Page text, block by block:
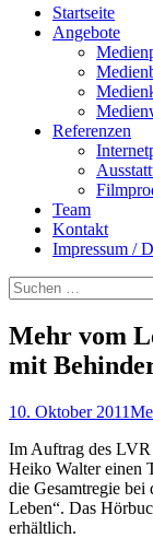
springen
Startseite
Angebote
Referenzen
Team
Kontakt
Impressum /
Suchen
nach:
Mehr vom
mit
10. Oktober 2011
Im Auftrag des
Heiko Walter einen
die Gesamtregie
Leben“. Das
erhältlich.